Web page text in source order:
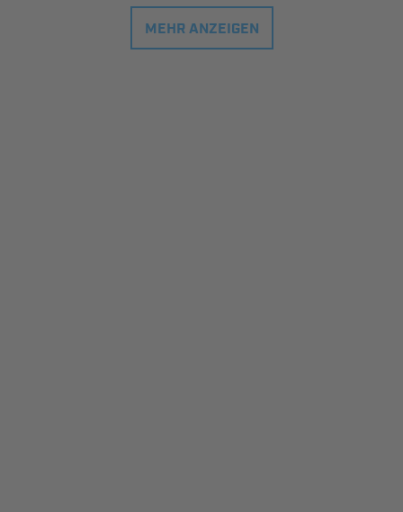
MEHR ANZEIGEN